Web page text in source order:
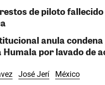
de piloto
anula condena
por lavado de
José Jerí México